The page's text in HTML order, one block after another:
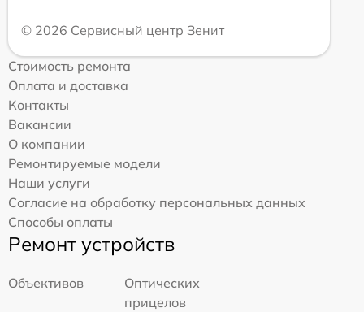
© 2026 Сервисный центр Зенит
Стоимость ремонта
Оплата и доставка
Контакты
Вакансии
О компании
Ремонтируемые модели
Наши услуги
Согласие на обработку персональных данных
Способы оплаты
Ремонт устройств
Объективов
Оптических
прицелов